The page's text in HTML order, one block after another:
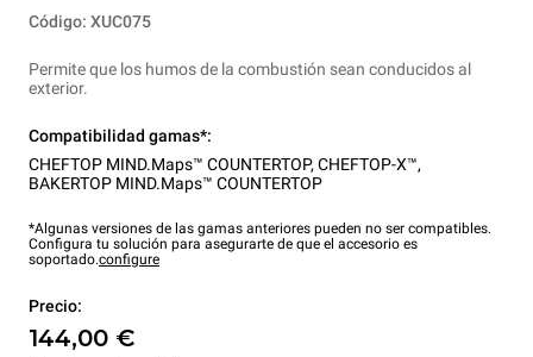
Código: XUC075
Permite que los humos de la combustión sean conducidos al
exterior.
Compatibilidad gamas*:
CHEFTOP MIND.Maps™ COUNTERTOP, CHEFTOP-X™,
BAKERTOP MIND.Maps™ COUNTERTOP
*Algunas versiones de las gamas anteriores pueden no ser compatibles.
Configura tu solución para asegurarte de que el accesorio es
soportado.configure
Precio:
144,00 €